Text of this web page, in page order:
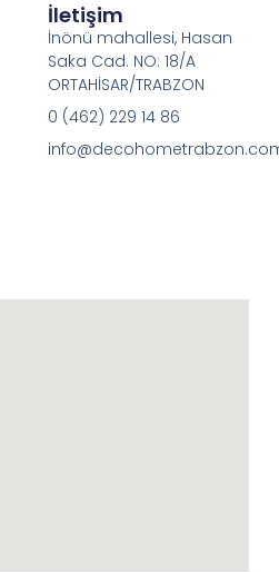
İletişim
İnönü mahallesi, Hasan
Saka Cad. NO: 18/A
ORTAHİSAR/TRABZON
0 (462) 229 14 86